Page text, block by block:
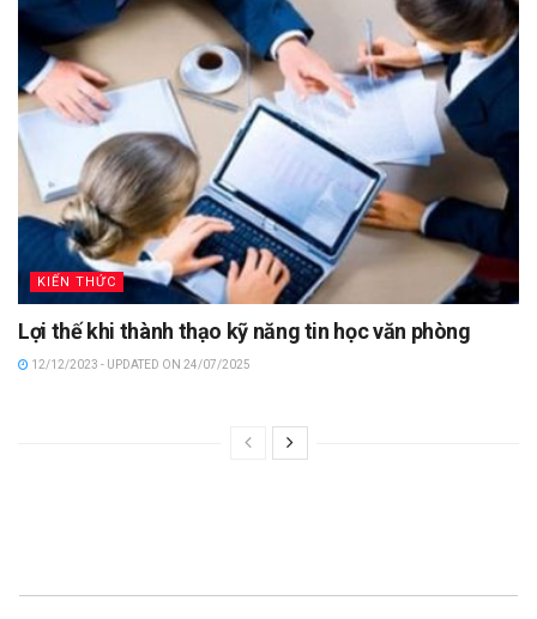
KIẾN THỨC
Lợi thế khi thành thạo kỹ năng tin học văn phòng
12/12/2023 - UPDATED ON 24/07/2025